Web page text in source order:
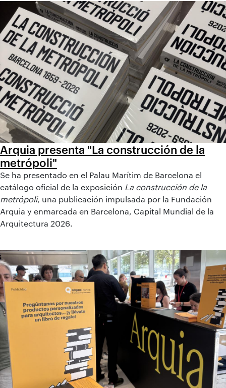
Arquia presenta "La construcción de la
metrópoli"
Se ha presentado en el Palau Marítim de Barcelona el
catálogo oficial de la exposición La construcción de la
metrópoli, una publicación impulsada por la Fundación
Arquia y enmarcada en Barcelona, Capital Mundial de la
Arquitectura 2026.